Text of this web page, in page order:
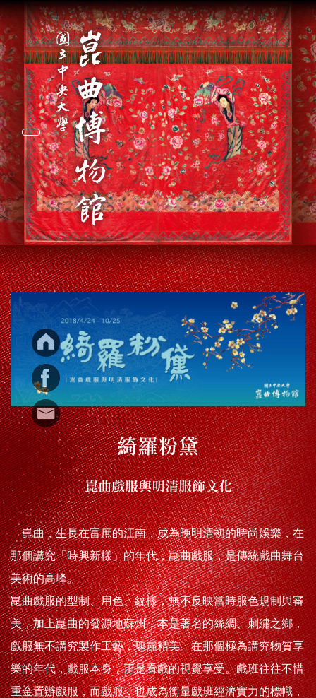
Toggle navigation
綺羅粉黛
崑曲戲服與明清服飾文化
崑曲，生長在富庶的江南，成為晚明清初的時尚娛樂，在
那個講究「時興新樣」的年代，崑曲戲服，是傳統戲曲舞台
美術的高峰。
崑曲戲服的型制、用色、紋樣，無不反映當時服色規制與審
美，加上崑曲的發源地蘇州，本是著名的絲綢、刺繡之鄉，
戲服無不講究製作工藝，瑰麗精美。在那個極為講究物質享
樂的年代，戲服本身，正是看戲的視覺享受。戲班往往不惜
重金置辦戲服，而戲服，也成為衡量戲班經濟實力的標幟，